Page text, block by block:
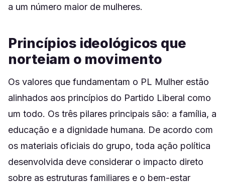
a um número maior de mulheres.
Princípios ideológicos que
norteiam o movimento
Os valores que fundamentam o PL Mulher estão
alinhados aos princípios do Partido Liberal como
um todo. Os três pilares principais são: a família, a
educação e a dignidade humana. De acordo com
os materiais oficiais do grupo, toda ação política
desenvolvida deve considerar o impacto direto
sobre as estruturas familiares e o bem-estar